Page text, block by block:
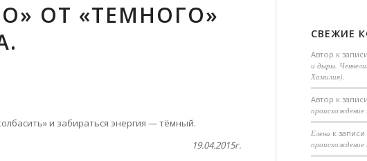
ОТ «ТЕМНОГО»
и забираться энергия — тёмный.
19.04.2015г.
СВЕЖИЕ
Автор к
и дыры.
Хамилия).
Aвтор к
происхождение
Елена к записи
происхождение